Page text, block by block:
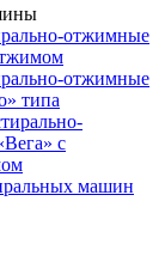
отжимные
отжимные
типа
с
машин